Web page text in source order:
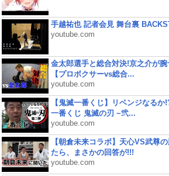
手越祐也 記者会見 舞台裏
youtube.com
金太郎選手と総合対決!京之介が
【プロボクサーvs総合...
youtube.com
【鬼滅一番くじ】リベンジなる
一番くじ 鬼滅の刃 ~弐...
youtube.com
【朝倉未来コラボ】天心VS武尊
たら、まさかの回答が!!!
youtube.com